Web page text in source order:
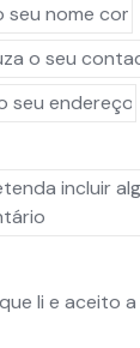
li e aceito a